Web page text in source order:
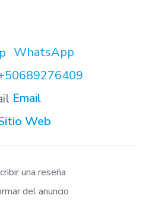
WhatsApp
Email
Web
una reseña
del anuncio